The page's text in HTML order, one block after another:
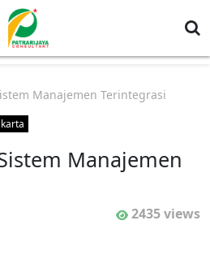
Manajemen Terintegrasi
Manajemen
2435 views